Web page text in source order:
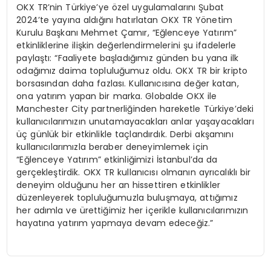
OKX TR’nin Türkiye’ye özel uygulamalarını Şubat
2024’te yayına aldığını hatırlatan OKX TR Yönetim
Kurulu Başkanı Mehmet Çamır, “Eğlenceye Yatırım”
etkinliklerine ilişkin değerlendirmelerini şu ifadelerle
paylaştı: “Faaliyete başladığımız günden bu yana ilk
odağımız daima topluluğumuz oldu. OKX TR bir kripto
borsasından daha fazlası. Kullanıcısına değer katan,
ona yatırım yapan bir marka. Globalde OKX ile
Manchester City partnerliğinden hareketle Türkiye’deki
kullanıcılarımızın unutamayacakları anlar yaşayacakları
üç günlük bir etkinlikle taçlandırdık. Derbi akşamını
kullanıcılarımızla beraber deneyimlemek için
“Eğlenceye Yatırım” etkinliğimizi İstanbul’da da
gerçekleştirdik. OKX TR kullanıcısı olmanın ayrıcalıklı bir
deneyim olduğunu her an hissettiren etkinlikler
düzenleyerek topluluğumuzla buluşmaya, attığımız
her adımla ve ürettiğimiz her içerikle kullanıcılarımızın
hayatına yatırım yapmaya devam edeceğiz.”